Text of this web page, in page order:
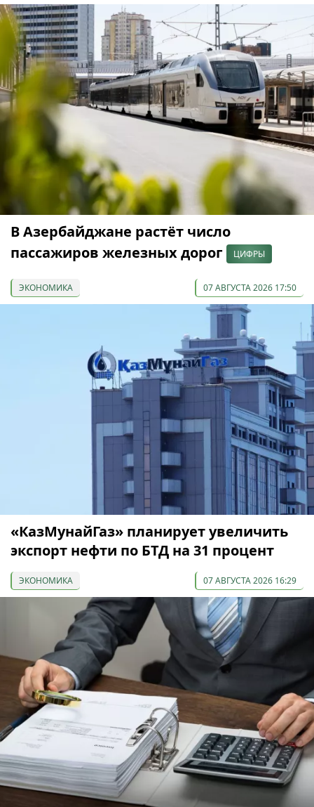
В Азербайджане растёт число
пассажиров железных дорог
ЦИФРЫ
ЭКОНОМИКА 07 АВГУСТА 2026 17:50
«КазМунайГаз» планирует увеличить
экспорт нефти по БТД на 31 процент
ЭКОНОМИКА 07 АВГУСТА 2026 16:29